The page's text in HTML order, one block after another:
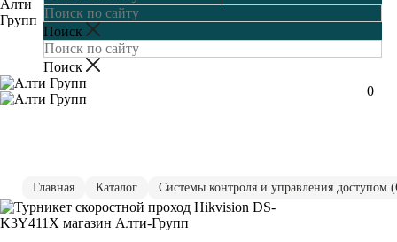
0
Главная Каталог Системы контроля и управления